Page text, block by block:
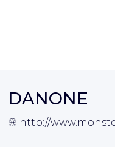
DANONE
http://